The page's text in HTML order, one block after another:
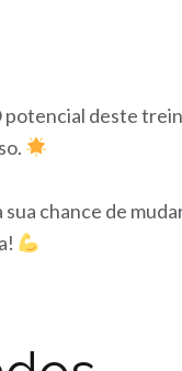
potencial deste
sua chance de